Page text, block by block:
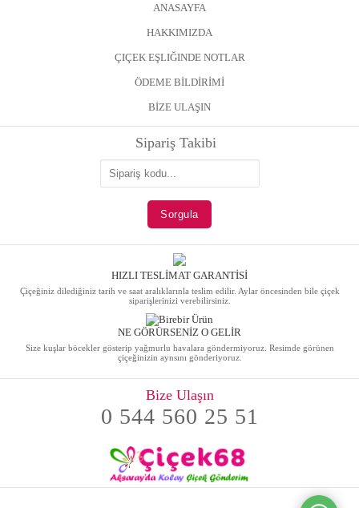
ANASAYFA
HAKKIMIZDA
ÇIÇEK EŞLIĞINDE NOTLAR
ÖDEME BİLDİRİMİ
BİZE ULAŞIN
Sipariş Takibi
HIZLI TESLİMAT GARANTİSİ
Çiçeğiniz dilediğiniz tarih ve saat aralıklarınla teslim edilir. Aylar öncesinden bile çiçek
siparişlerinizi verebilirsiniz.
NE GÖRÜRSENİZ O GELİR
Size kuşlar böcekler gösterip yağmurlu havalara göndermiyoruz. Resimde görünen
çiçeğinizin aynsını gönderiyoruz.
Bize Ulaşın
0 544 560 25 51